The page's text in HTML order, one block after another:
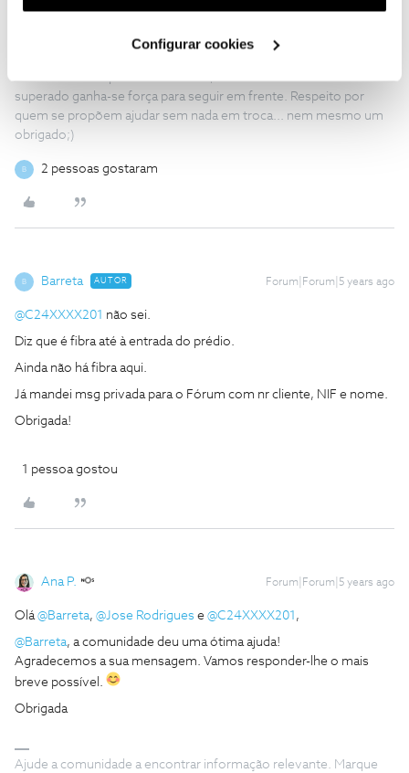
utilização dos cookies clicando em "Configurar
Configurar cookies
superado ganha-se força para seguir em frente. Respeito por
quem se propõem ajudar sem nada em troca... nem mesmo um
obrigado;)
B 2 pessoas gostaram
B Barreta AUTOR Forum|Forum|5 years ago
@C24XXXX201 não sei.
Diz que é fibra até à entrada do prédio.
Ainda não há fibra aqui.
Já mandei msg privada para o Fórum com nr cliente, NIF e nome.
Obrigada!
1 pessoa gostou
Ana P. Forum|Forum|5 years ago
Olá@Barreta, @Jose Rodrigues e @C24XXXX201 ,
@Barreta, a comunidade deu uma ótima ajuda!
Agradecemos a sua mensagem. Vamos responder-lhe o mais
breve possível.
Obrigada
Ajude a comunidade a encontrar informação relevante. Marque